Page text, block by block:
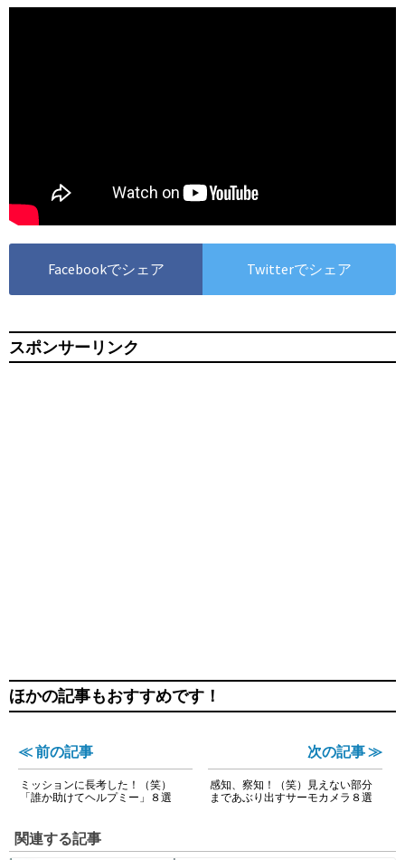
Facebookでシェア Twitterでシェア
スポンサーリンク
ほかの記事もおすすめです！
≪ 前の記事
ミッションに長考した！（笑）
「誰か助けてヘルプミー」８選
次の記事 ≫
感知、察知！（笑）見えない部分
まであぶり出すサーモカメラ８選
関連する記事